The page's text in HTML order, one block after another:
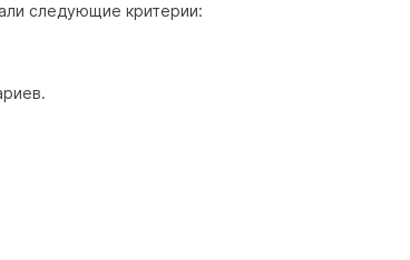
следующие критерии: